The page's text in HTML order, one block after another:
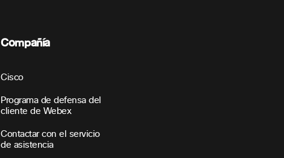
Compañía
Cisco
Programa de defensa del
cliente de Webex
Contactar con el servicio
de asistencia